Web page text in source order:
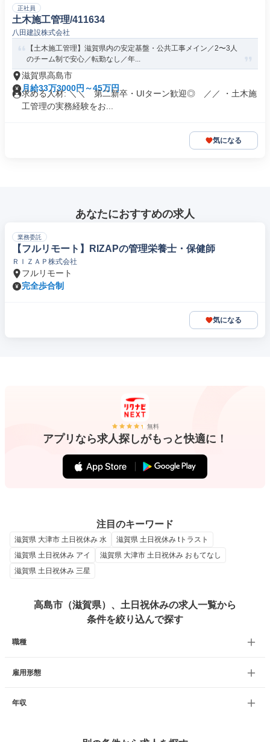
正社員
土木施工管理/411634
八田建設株式会社
【土木施工管理】滋賀県内の安定基盤・公共工事メイン／2〜3人
のチーム制で安心／転勤なし／年...
滋賀県高島市
月給33万3000円～45万円
求める人材: ＼＼ 第二新卒・UIターン歓迎◎ ／／ ・土木施
工管理の実務経験をお...
気になる
あなたにおすすめの求人
業務委託
【フルリモート】RIZAPの管理栄養士・保健師
ＲＩＺＡＰ株式会社
フルリモート
完全歩合制
気になる
無料
アプリなら求人探しがもっと快適に！
注目のキーワード
滋賀県 大津市 土日祝休み 水
滋賀県 土日祝休み tトラスト
滋賀県 土日祝休み アイ
滋賀県 大津市 土日祝休み おもてなし
滋賀県 土日祝休み 三星
高島市（滋賀県）、土日祝休みの求人一覧から
条件を絞り込んで探す
職種
雇用形態
年収